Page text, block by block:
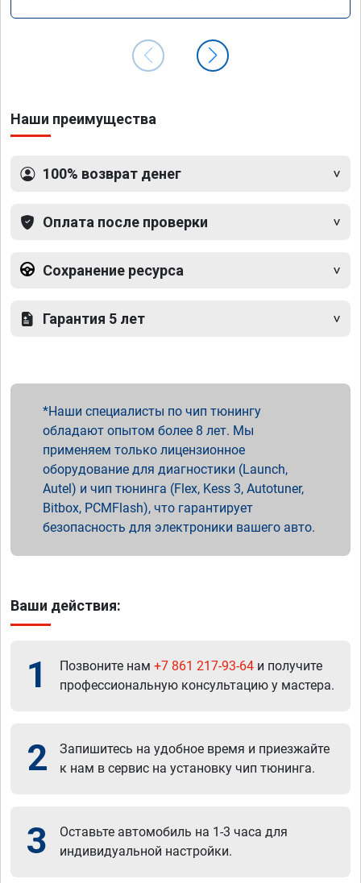
Наши преимущества
100% возврат денег
Оплата после проверки
Сохранение ресурса
Гарантия 5 лет
Наши специалисты по чип тюнингу
обладают опытом более 8 лет. Мы
применяем только лицензионное
оборудование для диагностики (Launch,
Autel) и чип тюнинга (Flex, Kess 3, Autotuner,
Bitbox, PCMFlash), что гарантирует
безопасность для электроники вашего авто.
Ваши действия:
1 Позвоните нам +7 861 217-93-64 и получите
профессиональную консультацию у мастера.
2
Запишитесь на удобное время и приезжайте
к нам в сервис на установку чип тюнинга.
3
Оставьте автомобиль на 1-3 часа для
индивидуальной настройки.